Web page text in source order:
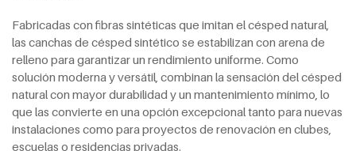
Fabricadas con fibras sintéticas que imitan el césped natural,
las canchas de césped sintético se estabilizan con arena de
relleno para garantizar un rendimiento uniforme. Como
solución moderna y versátil, combinan la sensación del césped
natural con mayor durabilidad y un mantenimiento mínimo, lo
que las convierte en una opción excepcional tanto para nuevas
instalaciones como para proyectos de renovación en clubes,
escuelas o residencias privadas.